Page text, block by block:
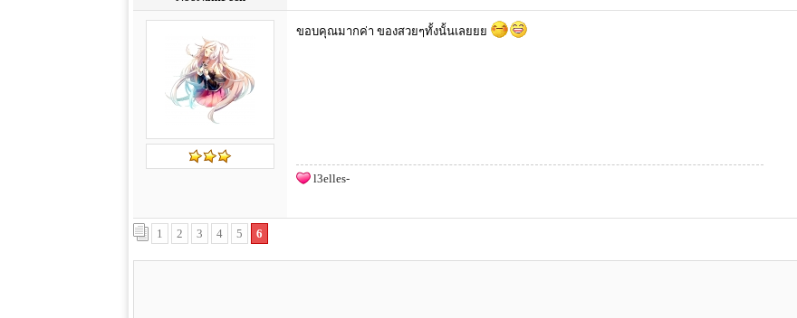
ขอบคุณมากค่า ของสวยๆทั้งนั้นเลยยย
l3elles-
1 2 3 4 5 6